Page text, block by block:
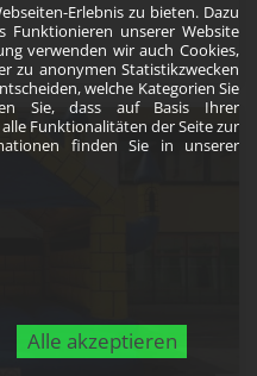
Erlebnis zu bieten. Dazu
Funktionieren unserer Website
verwenden wir auch Cookies,
zu anonymen Statistikzwecken
welche Kategorien Sie
Sie, dass auf Basis Ihrer
Funktionalitäten der Seite zur
finden Sie in unserer
Alle akzeptieren